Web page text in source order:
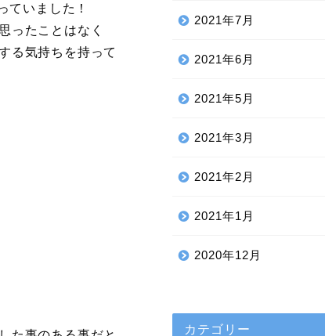
っていました！
ったことはなく
る気持ちを持って
2021年7月
2021年6月
2021年5月
2021年3月
2021年2月
2021年1月
2020年12月
カテゴリー